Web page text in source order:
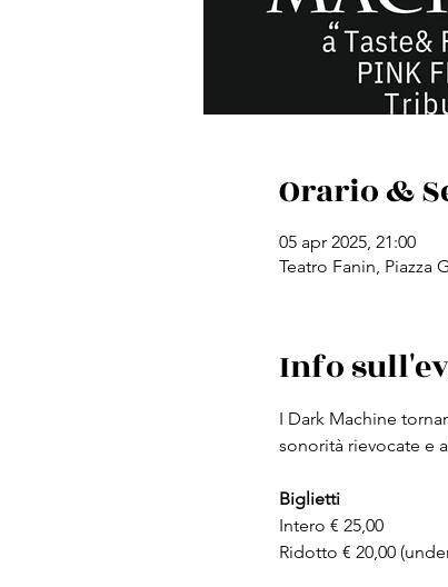
Orario &
05 apr 2025, 21:00
Teatro Fanin, Piazza
Info
I Dark Machine
sonorità rievocate e
Biglietti
Intero € 25,00
Ridotto € 20,00